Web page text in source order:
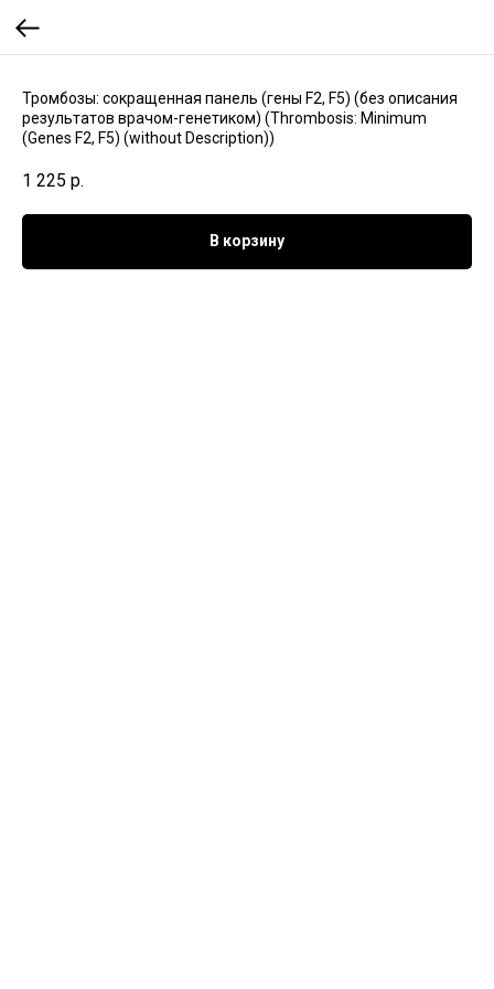
Тромбозы: сокращенная панель (гены F2, F5) (без описания
результатов врачом-генетиком) (Thrombosis: Minimum
(Genes F2, F5) (without Description))
1 225 р.
В корзину